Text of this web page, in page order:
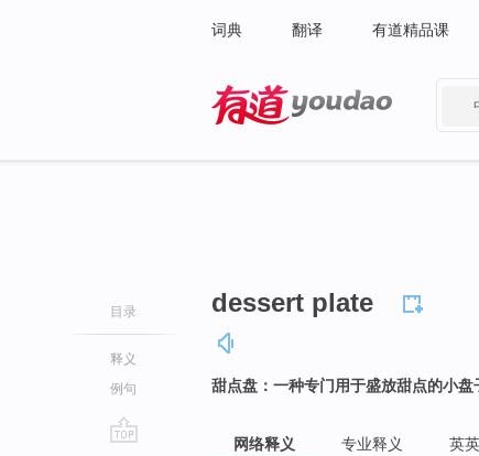
词典 翻译 有道精品课
目录
释义
例句
dessert plate
甜点盘：一种专门用于盛放甜点的小盘
网络释义 专业释义 英